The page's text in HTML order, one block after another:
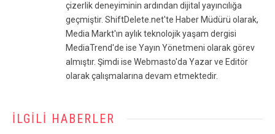
çizerlik deneyiminin ardından dijital yayıncılığa
geçmiştir. ShiftDelete.net'te Haber Müdürü olarak,
Media Markt'ın aylık teknolojik yaşam dergisi
MediaTrend'de ise Yayın Yönetmeni olarak görev
almıştır. Şimdi ise Webmasto'da Yazar ve Editör
olarak çalışmalarına devam etmektedir.
İLGILI HABERLER